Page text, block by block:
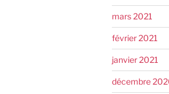
mars 2021
février 2021
janvier 2021
décembre